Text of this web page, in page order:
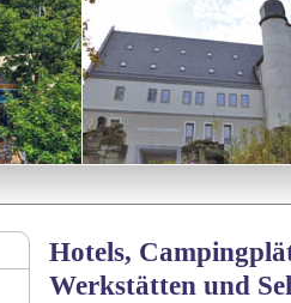
Hotels,
Werkstätten und